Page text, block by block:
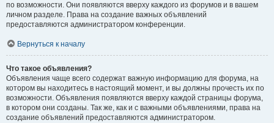
по возможности. Они появляются вверху каждого из форумов и в вашем
личном разделе. Права на создание важных объявлений
предоставляются администратором конференции.
Вернуться к началу
Что такое объявления?
Объявления чаще всего содержат важную информацию для форума, на
котором вы находитесь в настоящий момент, и вы должны прочесть их по
возможности. Объявления появляются вверху каждой страницы форума,
в котором они созданы. Так же, как и с важными объявлениями, права на
создание объявлений предоставляются администратором.